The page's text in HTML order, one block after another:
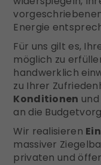
Energie
Für uns gilt es,
möglich zu
handwerklich
zu Ihrer
Konditionen
an die
Wir realisieren
massiver
privaten und